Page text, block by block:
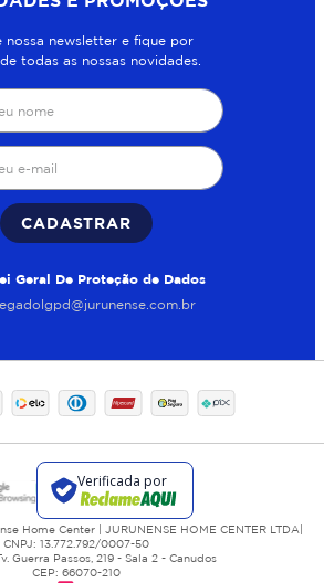
nossa newsletter e fique por
todas as nossas novidades.
CADASTRAR
Geral De Proteção de Dados
Home Center | JURUNENSE HOME CENTER LTDA|
CNPJ: 13.772.792/0007-50
Guerra Passos, 219 - Sala 2 - Canudos
CEP: 66070-210